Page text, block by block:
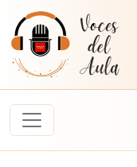
Saltar al contenido
Voces del Aula